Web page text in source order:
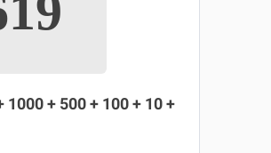
1000 + 500 + 100 + 10 +